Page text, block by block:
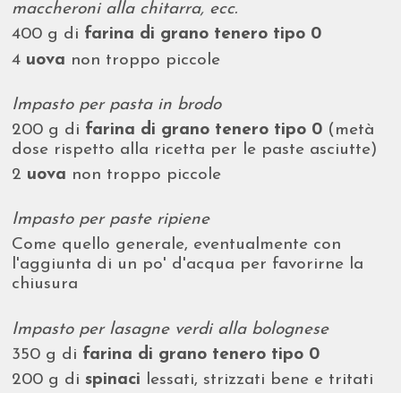
maccheroni alla chitarra, ecc.
400 g di farina di grano tenero tipo 0
4 uova non troppo piccole
Impasto per pasta in brodo
200 g di farina di grano tenero tipo 0 (metà
dose rispetto alla ricetta per le paste asciutte)
2 uova non troppo piccole
Impasto per paste ripiene
Come quello generale, eventualmente con
l'aggiunta di un po' d'acqua per favorirne la
chiusura
Impasto per lasagne verdi alla bolognese
350 g di farina di grano tenero tipo 0
200 g dispinaci lessati, strizzati bene e tritati